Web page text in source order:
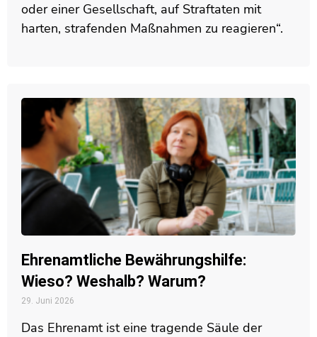
oder einer Gesellschaft, auf Straftaten mit
harten, strafenden Maßnahmen zu reagieren“.
Ehrenamtliche Bewährungshilfe:
Wieso? Weshalb? Warum?
29. Juni 2026
Das Ehrenamt ist eine tragende Säule der